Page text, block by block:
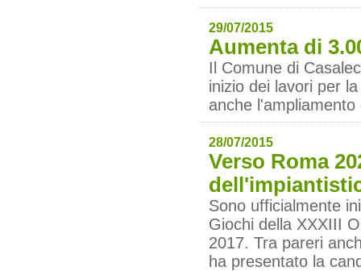
29/07/2015
Aumenta di
Il Comune di
inizio dei lavori per
anche
28/07/2015
Verso Roma
Sono ufficialmente
Giochi della XXXIII
2017. Tra pareri
ha presentato la